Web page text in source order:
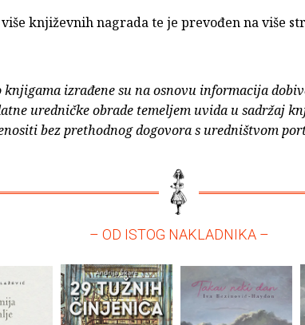
književnih nagrada te je prevođen na više
knjigama izrađene su na osnovu informacija
uredničke obrade temeljem uvida u sadržaj
bez prethodnog dogovora s uredništvom
– OD ISTOG NAKLADNIKA –